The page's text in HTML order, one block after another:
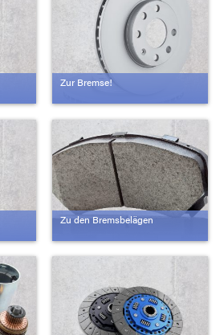
Zur Bremse!
Zu den Bremsbelägen